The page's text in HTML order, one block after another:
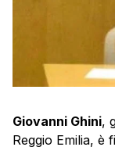
Giovanni Ghini,
Reggio Emilia, è